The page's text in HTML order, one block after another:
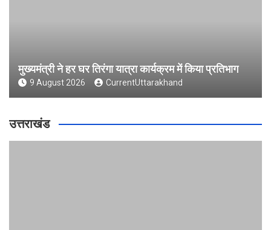
मुख्यमंत्री ने हर घर तिरंगा यात्रा कार्यक्रम में किया प्रतिभाग
9 August 2026 CurrentUttarakhand
उत्तराखंड